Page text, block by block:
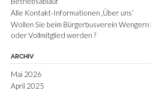
Alle Kontakt-Informationen ‚Über uns‘
Wollen Sie beim Bürgerbusverein
oder Vollmitglied werden ?
ARCHIV
Mai 2026
April 2025